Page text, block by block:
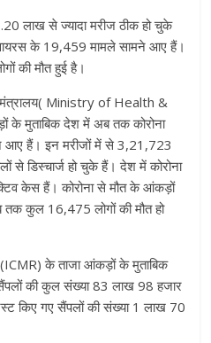
लाख से ज्यादा मरीज ठीक हो चुके
के 19,459 मामले सामने आए हैं।
की मौत हुई है।
मंत्रालय( Ministry of Health &
मुताबिक देश में अब तक कोरोना
आए हैं। इन मरीजों में से 3,21,723
से डिस्चार्ज हो चुके हैं। देश में कोरोना
केस हैं। कोरोना से मौत के आंकड़ों
तक कुल 16,475 लोगों की मौत हो
(ICMR) के ताजा आंकड़ों के मुताबिक
की कुल संख्या 83 लाख 98 हजार
किए गए सैंपलों की संख्या 1 लाख 70